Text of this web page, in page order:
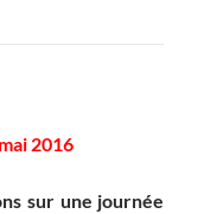
2016
sur une journée